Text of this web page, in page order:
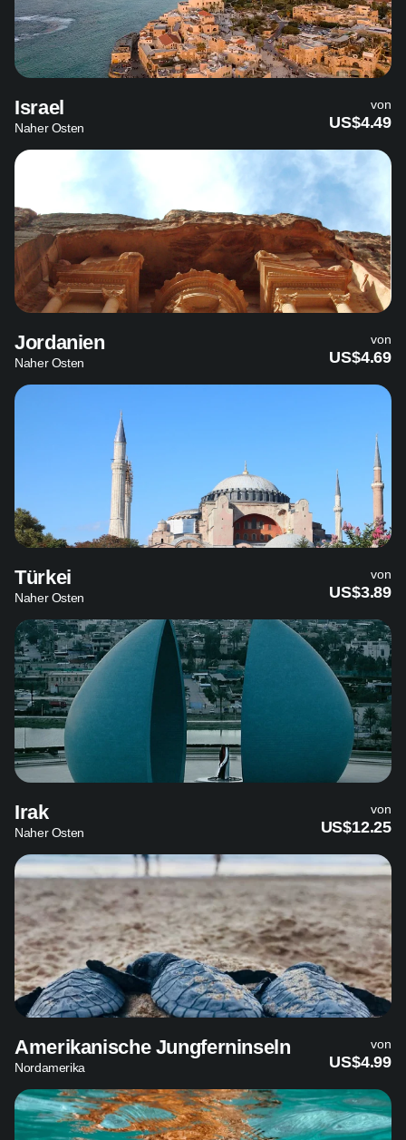
Israel
Naher Osten
von
US$4.49
Jordanien
Naher Osten
von
US$4.69
Türkei
Naher Osten
von
US$3.89
Irak
Naher Osten
von
US$12.25
Amerikanische Jungferninseln
Nordamerika
von
US$4.99